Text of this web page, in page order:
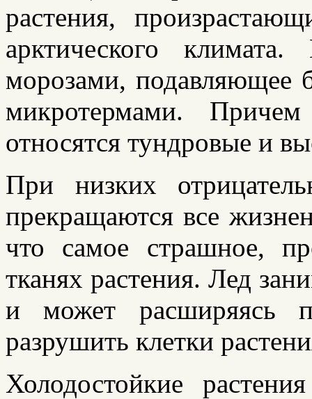
растения,
арктического
морозами, подавляющее
микротермами.
относятся тундровые и
При низких
прекращаются все
что самое страшное,
тканях растения. Лед
и может расширяясь
разрушить клетки
Холодостойкие